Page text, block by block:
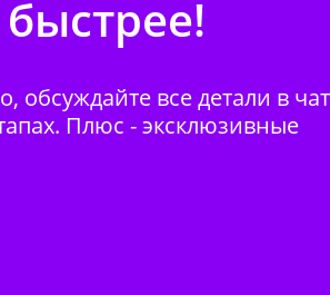
обсуждайте все детали в
Плюс - эксклюзивные